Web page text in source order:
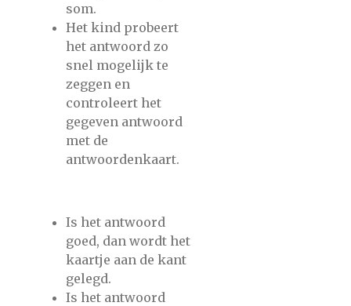
som.
Het kind probeert
het antwoord zo
snel mogelijk te
zeggen en
controleert het
gegeven antwoord
met de
antwoordenkaart.
Is het antwoord
goed, dan wordt het
kaartje aan de kant
gelegd.
Is het antwoord